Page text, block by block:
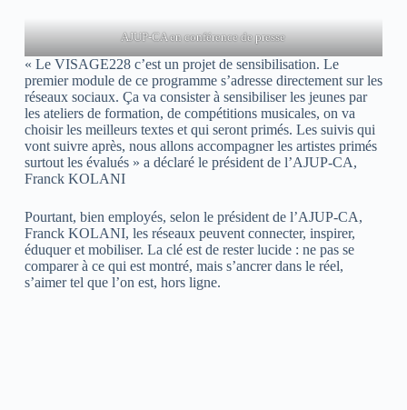
AJUP-CA en conférence de presse
« Le VISAGE228 c’est un projet de sensibilisation. Le
premier module de ce programme s’adresse directement sur les
réseaux sociaux. Ça va consister à sensibiliser les jeunes par
les ateliers de formation, de compétitions musicales, on va
choisir les meilleurs textes et qui seront primés. Les suivis qui
vont suivre après, nous allons accompagner les artistes primés
surtout les évalués » a déclaré le président de l’AJUP-CA,
Franck KOLANI
Pourtant, bien employés, selon le président de l’AJUP-CA,
Franck KOLANI, les réseaux peuvent connecter, inspirer,
éduquer et mobiliser. La clé est de rester lucide : ne pas se
comparer à ce qui est montré, mais s’ancrer dans le réel,
s’aimer tel que l’on est, hors ligne.